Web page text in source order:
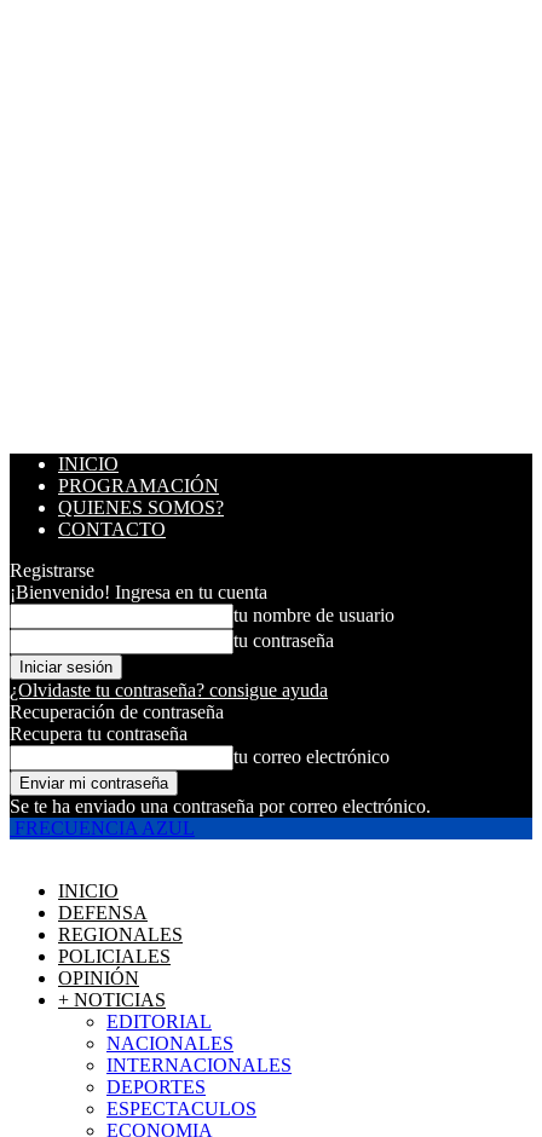
INICIO
PROGRAMACIÓN
QUIENES SOMOS?
CONTACTO
Registrarse
¡Bienvenido! Ingresa en tu cuenta
tu nombre de usuario
tu contraseña
¿Olvidaste tu contraseña? consigue ayuda
Recuperación de contraseña
Recupera tu contraseña
tu correo electrónico
Se te ha enviado una contraseña por correo electrónico.
FRECUENCIA AZUL
INICIO
DEFENSA
REGIONALES
POLICIALES
OPINIÓN
+ NOTICIAS
EDITORIAL
NACIONALES
INTERNACIONALES
DEPORTES
ESPECTACULOS
ECONOMIA